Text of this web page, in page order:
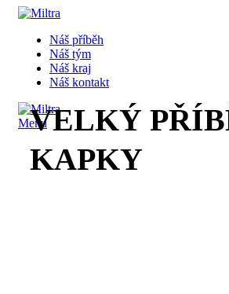
Náš příběh
Náš tým
Náš kraj
Náš kontakt
Menu
VELKÝ
KAPKY